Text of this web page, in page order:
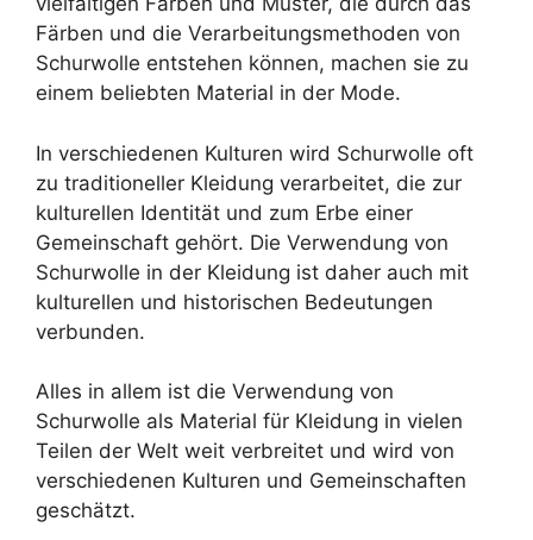
Färben und die Verarbeitungsmethoden von
Schurwolle entstehen können, machen sie zu
einem beliebten Material in der Mode.
In verschiedenen Kulturen wird Schurwolle oft
zu traditioneller Kleidung verarbeitet, die zur
kulturellen Identität und zum Erbe einer
Gemeinschaft gehört. Die Verwendung von
Schurwolle in der Kleidung ist daher auch mit
kulturellen und historischen Bedeutungen
verbunden.
Alles in allem ist die Verwendung von
Schurwolle als Material für Kleidung in vielen
Teilen der Welt weit verbreitet und wird von
verschiedenen Kulturen und Gemeinschaften
geschätzt.